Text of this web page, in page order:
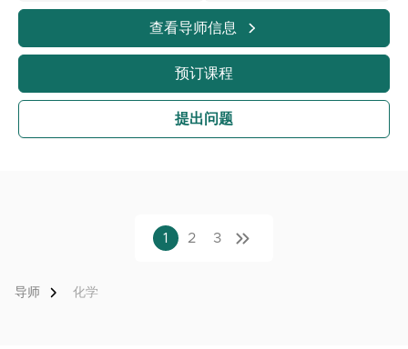
查看导师信息
预订课程
提出问题
1 2 3
导师 化学